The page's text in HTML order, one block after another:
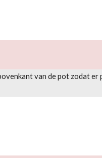
van de pot zodat